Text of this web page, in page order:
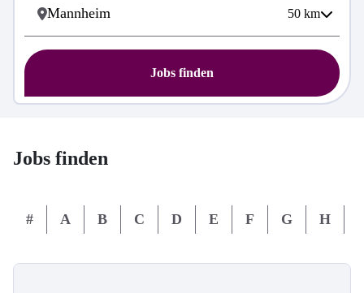
50 km
Jobs finden
Jobs finden
# A B C D E F G H